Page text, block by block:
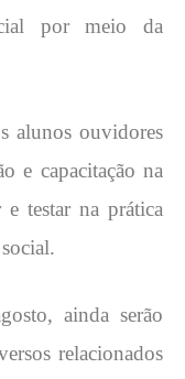
por meio da
alunos ouvidores
e capacitação na
testar na prática
ainda serão
relacionados